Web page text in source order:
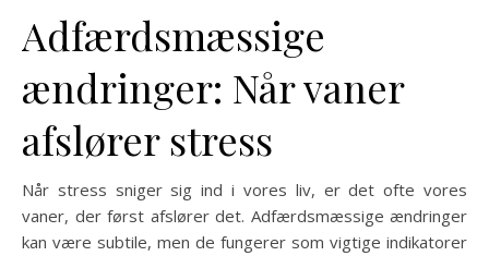
Adfærdsmæssige
ændringer: Når vaner
afslører stress
Når stress sniger sig ind i vores liv, er det ofte vores
vaner, der først afslører det. Adfærdsmæssige ændringer
kan være subtile, men de fungerer som vigtige indikatorer